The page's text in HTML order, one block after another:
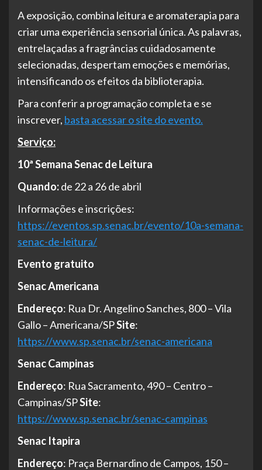
A exposição, combina leitura e aromaterapia para
criar uma experiência sensorial única. As palavras,
entrelaçadas a fragrâncias cuidadosamente
selecionadas, despertam emoções e memórias,
intensificando os efeitos da biblioterapia.
Para conferir a programação completa e se
inscrever, basta acessar o site do evento.
Serviço:
10ª Semana Senac de Leitura
Quando:de 22 a 26 de abril
Informações e inscrições:
https://eventos.sp.senac.br/evento/10a-semana-
senac-de-leitura/
Evento gratuito
Senac Americana
Endereço: Rua Dr. Angelino Sanches, 800 – Vila
Gallo – Americana/SPSite:
https://www.sp.senac.br/senac-americana
Senac Campinas
Endereço: Rua Sacramento, 490 – Centro –
Campinas/SPSite:
https://www.sp.senac.br/senac-campinas
Senac Itapira
Endereço: Praça Bernardino de Campos, 150 –